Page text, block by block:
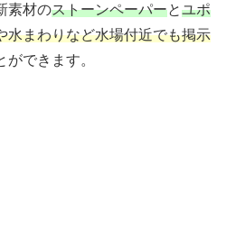
素材のストーンペーパーとユポ
水まわりなど水場付近でも掲示
ができます。